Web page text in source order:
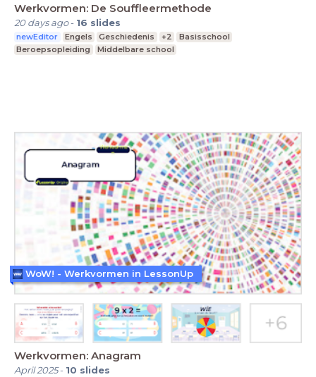
Werkvormen: De Souffleermethode
20 days ago- 16 slides
newEditor Engels Geschiedenis +2
Basisschool
Beroepsopleiding
Middelbare school
Werkvormen: Anagram
April 2025- 10 slides
WoW! - Werkvormen in LessonUp